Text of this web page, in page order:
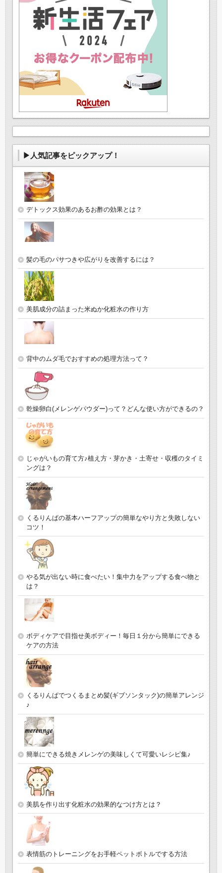
▶人気記事をピックアップ！
デトックス効果のあるお酢の効果とは？
髪の毛のパサつきや広がりを改善するには？
美肌成分の詰まった米ぬか化粧水の作り方
背中のムダ毛でおすすめの処理方法って？
乾燥卵白(メレンゲパウダー)って？どんな使い方ができるの？
じゃがいもの育て方♪植え方・芽かき・土寄せ・収穫のタイミ
ングは？
くるりんぱの基本ハーフアップの簡単なやり方と失敗しない
コツ！
やる気が出ない時に食べたい！集中力をアップする食べ物と
は？
ボディケアで目指せ美ボディー！毎日１分から簡単にできる
ケアの方法
くるりんぱでつくるまとめ髪(ギブソンタック)の簡単アレンジ
♪
簡単にできる焼きメレンゲの美味しくて可愛いレシピ集♪
美肌を作り出す化粧水の効果的なつけ方とは？
表情筋のトレーニングをお手軽ペットボトルでする方法